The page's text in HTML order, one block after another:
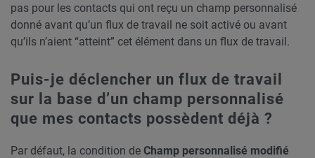
pas pour les contacts qui ont reçu un champ personnalisé
donné avant qu’un flux de travail ne soit activé ou avant
qu’ils n’aient “atteint” cet élément dans un flux de travail.
Puis-je déclencher un flux de travail
sur la base d’un champ personnalisé
que mes contacts possèdent déjà ?
Par défaut, la condition de Champ personnalisé modifié